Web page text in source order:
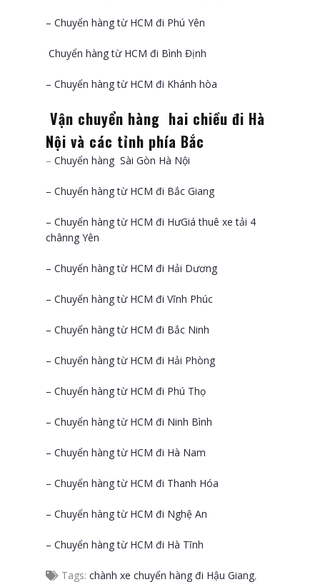
– Chuyển hàng từ HCM đi Phú Yên
Chuyển hàng từ HCM đi Bình Định
– Chuyển hàng từ HCM đi Khánh hòa
Vận chuyển hàng hai chiều đi Hà
Nội và các tỉnh phía Bắc
– Chuyển hàng Sài Gòn Hà Nội
– Chuyển hàng từ HCM đi Bắc Giang
– Chuyển hàng từ HCM đi HưGiá thuê xe tải 4
chânng Yên
– Chuyển hàng từ HCM đi Hải Dương
– Chuyển hàng từ HCM đi Vĩnh Phúc
– Chuyển hàng từ HCM đi Bắc Ninh
– Chuyển hàng từ HCM đi Hải Phòng
– Chuyển hàng từ HCM đi Phú Thọ
– Chuyển hàng từ HCM đi Ninh Bình
– Chuyển hàng từ HCM đi Hà Nam
– Chuyển hàng từ HCM đi Thanh Hóa
– Chuyển hàng từ HCM đi Nghệ An
– Chuyển hàng từ HCM đi Hà Tĩnh
Tags: chành xe chuyển hàng đi Hậu Giang,